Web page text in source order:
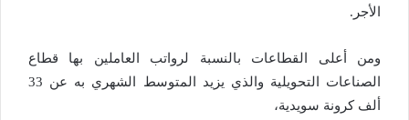
الأجر.
ومن أعلى القطاعات بالنسبة لرواتب العاملين بها قطاع
الصناعات التحويلية والذي يزيد المتوسط الشهري به عن 33
ألف كرونة سويدية،